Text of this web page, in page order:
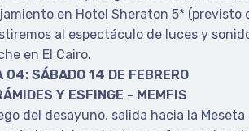
en Hotel Sheraton 5* (previsto
al espectáculo de luces y
en El Cairo.
04: SÁBADO 14 DE FEBRERO
Y ESFINGE - MEMFIS
del desayuno, salida hacia la